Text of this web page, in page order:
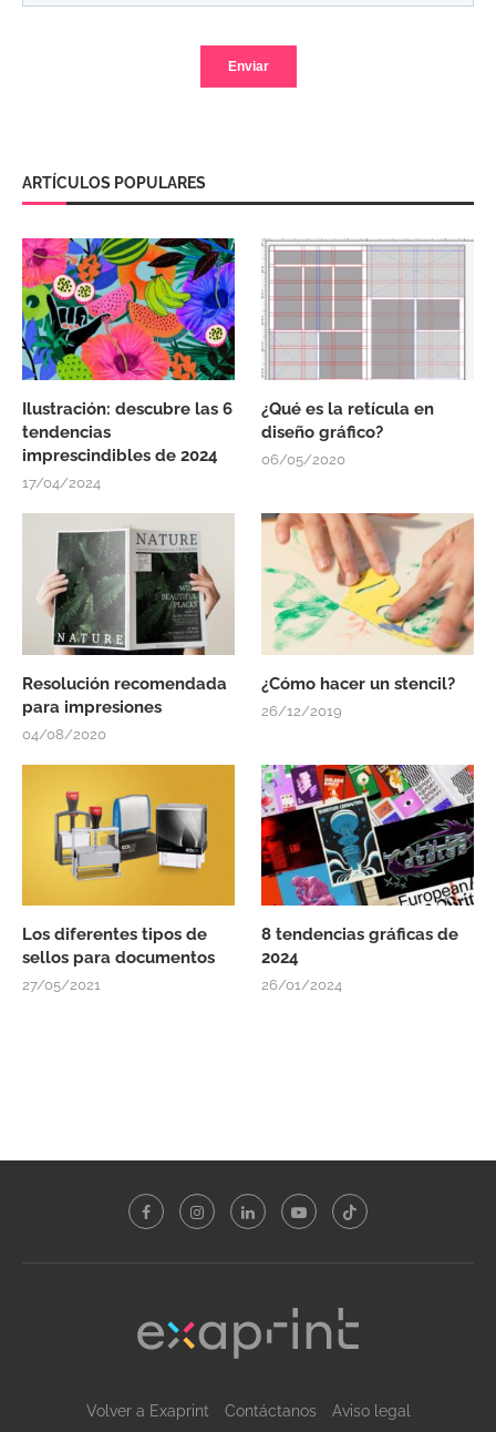
ARTÍCULOS POPULARES
Ilustración: descubre las 6
tendencias
imprescindibles de 2024
17/04/2024
¿Qué es la retícula en
diseño gráfico?
06/05/2020
Resolución recomendada
para impresiones
04/08/2020
¿Cómo hacer un stencil?
26/12/2019
Los diferentes tipos de
sellos para documentos
27/05/2021
8 tendencias gráficas de
2024
26/01/2024
Volver a Exaprint Contáctanos Aviso legal